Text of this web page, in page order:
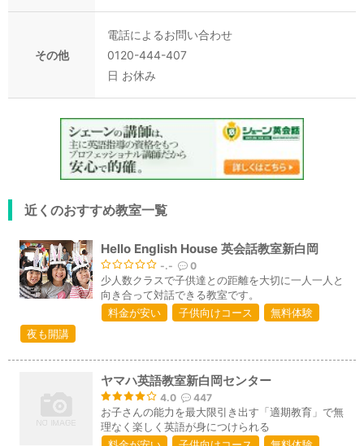
その他
電話によるお問い合わせ
0120-444-407
日 お休み
近くのおすすめ教室一覧
Hello English House 英会話教室新白岡
-.- 0
少人数クラスで子供達との距離を大切に一人一人と
向き合って対話できる教室です。
料金が安い
子供向けコース
無料体験
夜も開講
ヤマハ英語教室新白岡センター
4.0 447
お子さんの能力を最大限引き出す「適期教育」で無
理なく楽しく英語が身につけられる